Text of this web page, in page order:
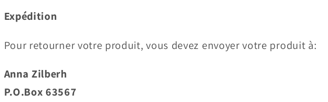
Expédition
Pour retourner votre produit, vous devez envoyer votre produit à:
Anna Zilberh
P.O.Box 63567